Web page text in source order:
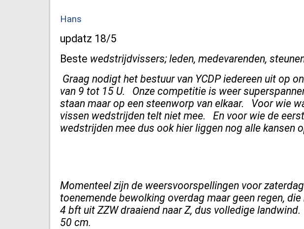
Hans
updatz 18/5
Beste wedstrijdvissers; leden, medevarenden,
Graag nodigt het bestuur van YCDP iedereen uit op
van 9 tot 15 U. Onze competitie is weer
staan maar op een steenworp van elkaar. Voor wie
vissen wedstrijden telt niet mee. En voor wie de
wedstrijden mee dus ook hier liggen nog alle kansen
Momenteel zijn de weersvoorspellingen voor
toenemende bewolking overdag maar geen regen,
4 bft uit ZZW draaiend naar Z, dus volledige
50 cm.